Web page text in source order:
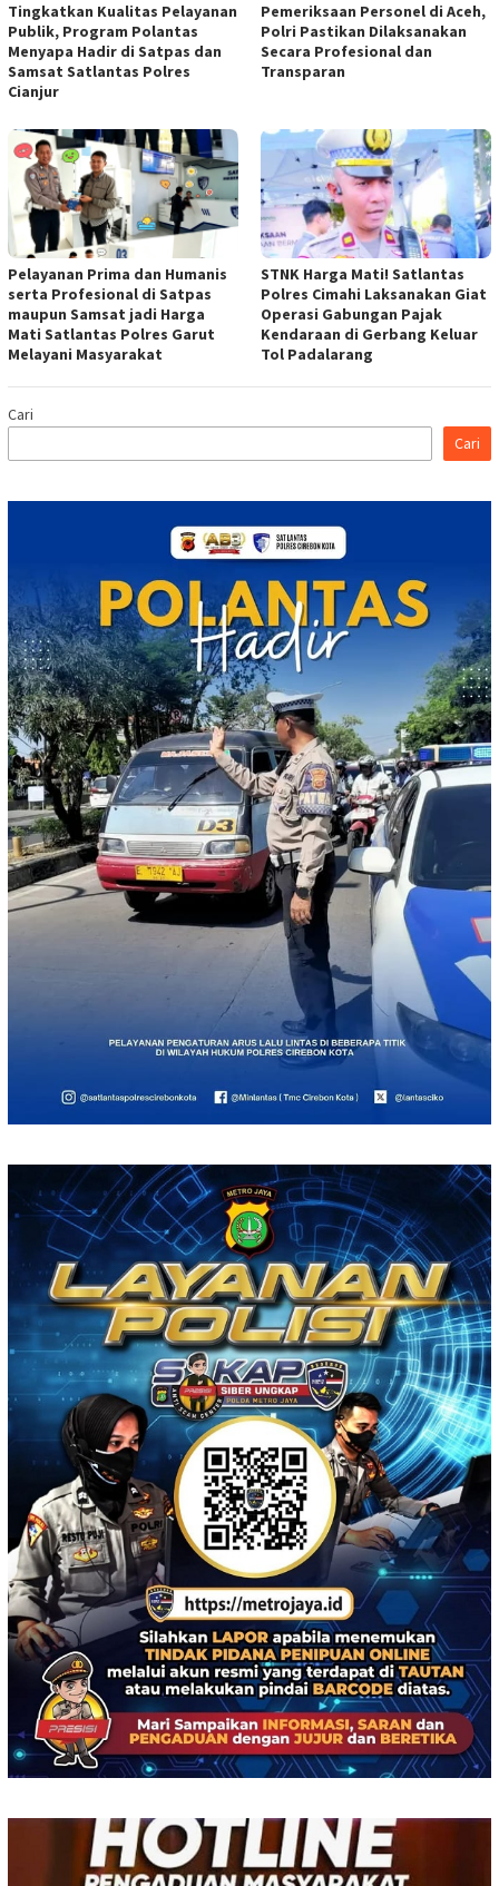
Tingkatkan Kualitas Pelayanan
Publik, Program Polantas
Menyapa Hadir di Satpas dan
Samsat Satlantas Polres
Cianjur
Pemeriksaan Personel di Aceh,
Polri Pastikan Dilaksanakan
Secara Profesional dan
Transparan
Pelayanan Prima dan Humanis
serta Profesional di Satpas
maupun Samsat jadi Harga
Mati Satlantas Polres Garut
Melayani Masyarakat
STNK Harga Mati! Satlantas
Polres Cimahi Laksanakan Giat
Operasi Gabungan Pajak
Kendaraan di Gerbang Keluar
Tol Padalarang
Cari
Cari